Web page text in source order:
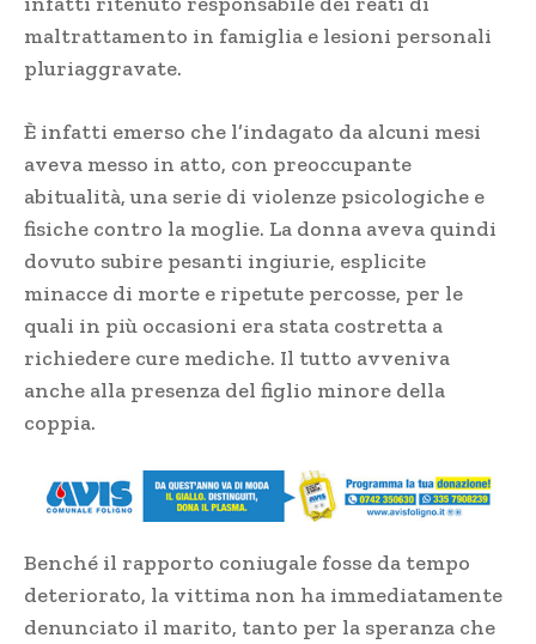
maltrattamento in famiglia e lesioni personali
pluriaggravate.
È infatti emerso che l’indagato da alcuni mesi
aveva messo in atto, con preoccupante
abitualità, una serie di violenze psicologiche e
fisiche contro la moglie. La donna aveva quindi
dovuto subire pesanti ingiurie, esplicite
minacce di morte e ripetute percosse, per le
quali in più occasioni era stata costretta a
richiedere cure mediche. Il tutto avveniva
anche alla presenza del figlio minore della
coppia.
Benché il rapporto coniugale fosse da tempo
deteriorato, la vittima non ha immediatamente
denunciato il marito, tanto per la speranza che